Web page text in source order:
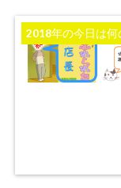
2018年の今日は何